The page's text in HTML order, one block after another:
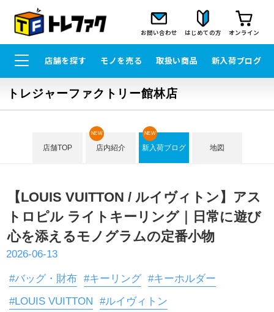
お問い合わせ はじめての方 オンライン
店舗を探す モノを売る 取扱い商品 新入荷ブログ
トレジャーファクトリー館林店
店舗TOP 店内紹介
NEW
新入荷ブログ
NEW
地図
【LOUIS VUITTON / ルイヴィトン】アス
トロピル ライトキーリング｜日常に遊び
心を添えるモノグラムの定番小物
2026-06-13
#バッグ・財布 #キーリング #キーホルダー
#LOUIS VUITTON
#ルイヴィトン